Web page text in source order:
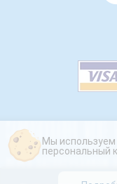
Мы
персональный